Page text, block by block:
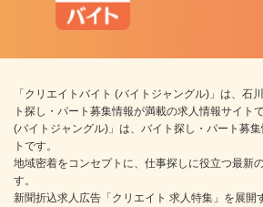
「クリエイトバイト (バイトジャングル)」は、石
ト探し・パート募集情報が満載の求人情報サイト
(バイトジャングル)」は、バイト探し・パート募
トです。
地域密着をコンセプトに、仕事探しに役立つ最新
す。
新聞折込求人広告「クリエイト 求人特集」を展開